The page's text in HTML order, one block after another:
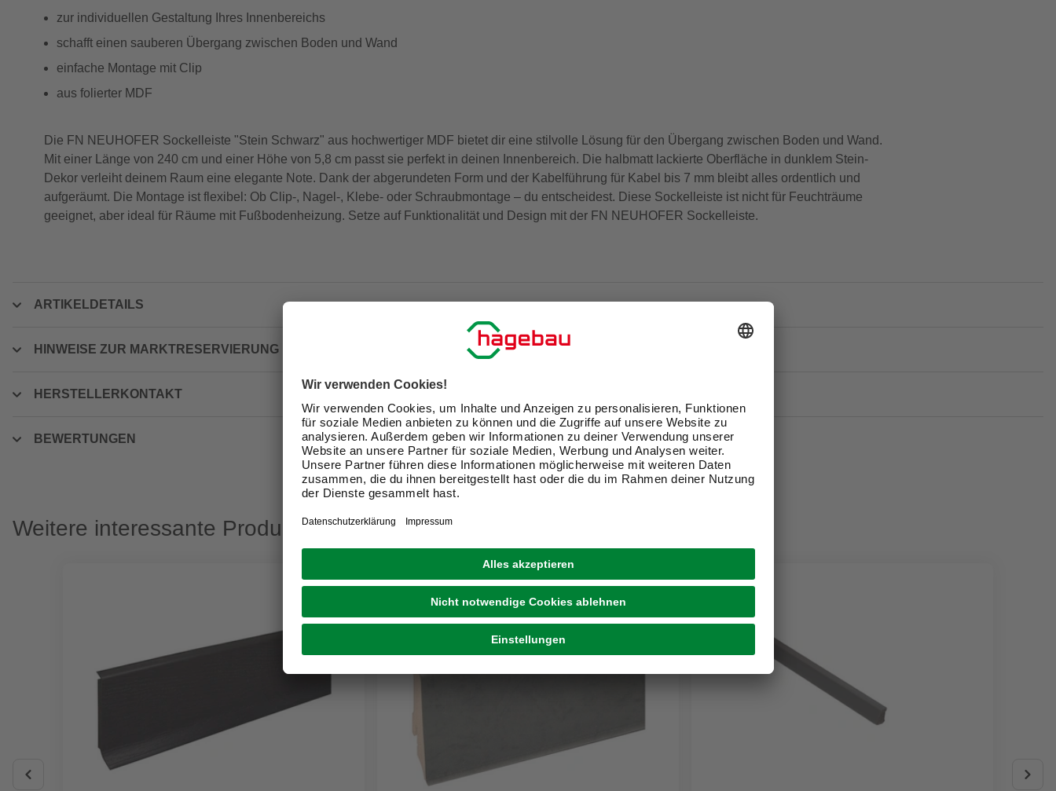
zur individuellen Gestaltung Ihres Innenbereichs
schafft einen sauberen Übergang zwischen Boden und Wand
einfache Montage mit Clip
aus folierter MDF
Die FN NEUHOFER Sockelleiste "Stein Schwarz" aus hochwertiger MDF bietet dir eine stilvolle Lösung für den Übergang zwischen Boden und Wand.
Mit einer Länge von 240 cm und einer Höhe von 5,8 cm passt sie perfekt in deinen Innenbereich. Die halbmatt lackierte Oberfläche in dunklem Stein-
Dekor verleiht deinem Raum eine elegante Note. Dank der abgerundeten Form und der Kabelführung für Kabel bis 7 mm bleibt alles ordentlich und
aufgeräumt. Die Montage ist flexibel: Ob Clip-, Nagel-, Klebe- oder Schraubmontage – du entscheidest. Diese Sockelleiste ist nicht für Feuchträume
geeignet, aber ideal für Räume mit Fußbodenheizung. Setze auf Funktionalität und Design mit der FN NEUHOFER Sockelleiste.
ARTIKELDETAILS
HINWEISE ZUR MARKTRESERVIERUNG
HERSTELLERKONTAKT
BEWERTUNGEN
Weitere interessante Produkte